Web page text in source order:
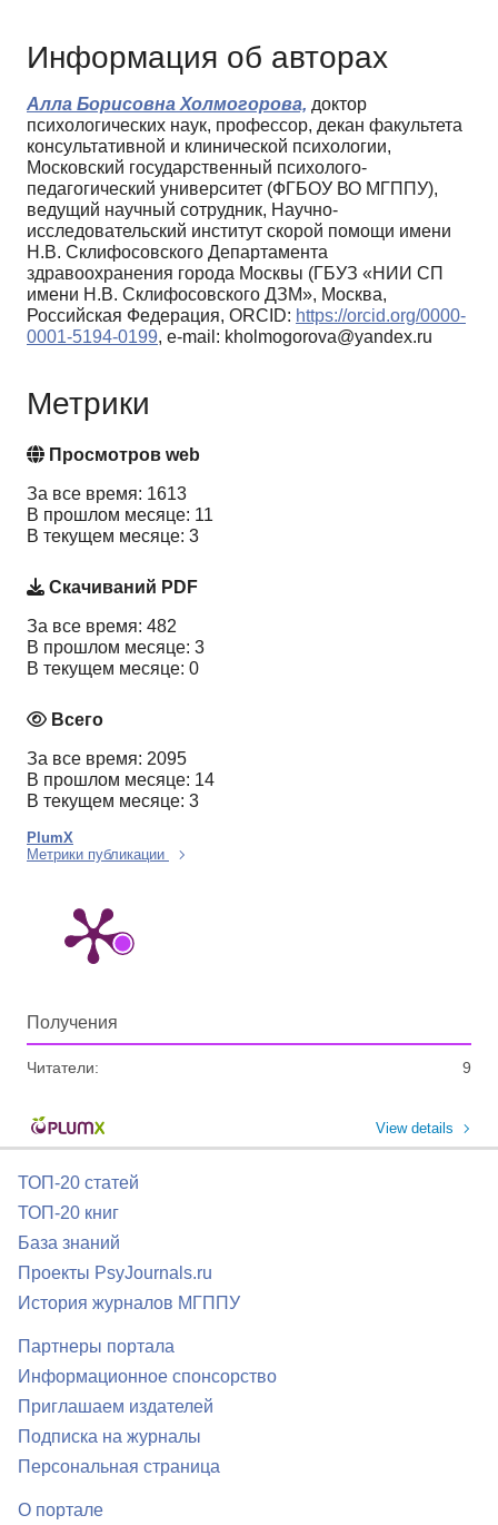
Информация об авторах
Алла Борисовна Холмогорова, доктор
психологических наук, профессор, декан факультета
консультативной и клинической психологии,
Московский государственный психолого-
педагогический университет (ФГБОУ ВО МГППУ),
ведущий научный сотрудник, Научно-
исследовательский институт скорой помощи имени
Н.В. Склифосовского Департамента
здравоохранения города Москвы (ГБУЗ «НИИ СП
имени Н.В. Склифосовского ДЗМ», Москва,
Российская Федерация, ORCID: https://orcid.org/0000-
0001-5194-0199, e-mail: kholmogorova@yandex.ru
Метрики
Просмотров web
За все время: 1613
В прошлом месяце: 11
В текущем месяце: 3
Скачиваний PDF
За все время: 482
В прошлом месяце: 3
В текущем месяце: 0
Всего
За все время: 2095
В прошлом месяце: 14
В текущем месяце: 3
PlumX
Метрики публикации
Получения
Читатели: 9
View details
ТОП-20 статей
ТОП-20 книг
База знаний
Проекты PsyJournals.ru
История журналов МГППУ
Партнеры портала
Информационное спонсорство
Приглашаем издателей
Подписка на журналы
Персональная страница
О портале